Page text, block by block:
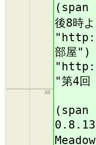
後8時
部屋
"第4回
66